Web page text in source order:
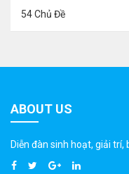
54 Chủ Đề
ABOUT US
Diễn đàn sinh hoạt, giải trí,